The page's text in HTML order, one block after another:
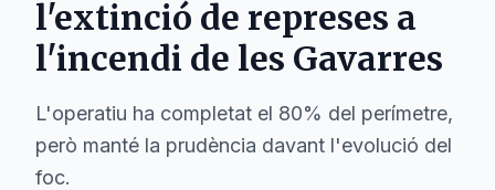
l'extinció de represes a
l'incendi de les Gavarres
L'operatiu ha completat el 80% del perímetre,
però manté la prudència davant l'evolució del
foc.